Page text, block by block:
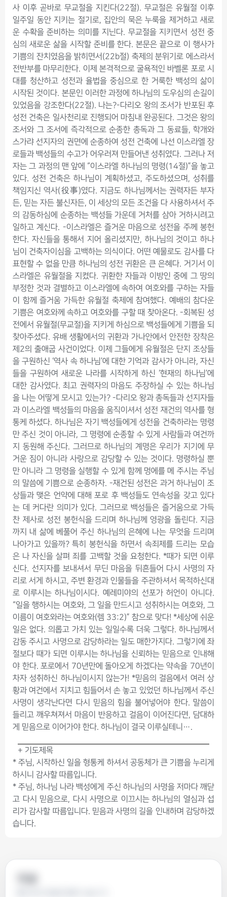
사 이후 곧바로 무교절을 지킨다(22절). 무교절은 유월절 이후
일주일 동안 지키는 절기로, 집안의 묵은 누룩을 제거하고 새로
운 수확을 준비하는 의미를 지닌다. 무교절을 지키면서 성전 중
심의 새로운 삶을 시작할 준비를 한다. 본문은 끝으로 이 행사가
기쁨의 잔치였음을 밝히면서(22b절) 축제의 분위기로 에스라서
전반부를 마무리한다. 이제 본격적으로 굴욕적인 바벨론 포로 시
대를 청산하고 성전과 율법을 중심으로 한 거룩한 백성의 삶이
시작된 것이다. 본문인 이러한 과정에 하나님의 도우심의 손길이
있었음을 강조한다(22절). 나는?-다리오 왕의 조서가 반포된 후
성전 건축은 일사천리로 진행되어 마침내 완공된다. 그것은 왕의
조서와 그 조서에 즉각적으로 순종한 총독과 그 동료들, 학개와
스가랴 선지자의 권면에 순종하여 성전 건축에 나선 이스라엘 장
로들과 백성들의 수고가 어우러져 만들어낸 성취였다. 그러나 저
자는 그 과정의 맨 앞에 “이스라엘 하나님의 명령(14절)”을 놓고
있다. 성전 건축은 하나님이 계획하셨고, 주도하셨으며, 성취를
책임지신 역사(役事)였다. 지금도 하나님께서는 권력자든 부자
든, 믿는 자든 불신자든, 이 세상의 모든 조건을 다 사용하셔서 주
의 감동하심에 순종하는 백성들 가운데 거처를 삼아 거하시려고
일하고 계신다. -이스라엘은 즐거운 마음으로 성전을 주께 봉헌
한다. 자신들을 통해서 지어 올리셨지만, 하나님의 것이고 하나
님이 건축자이심을 고백하는 의식이다. 어떤 예물로도 감사를 다
표현할 수 없을 만큼 하나님의 성전 귀환은 큰 은혜다. 거기서 이
스라엘은 유월절을 지켰다. 귀환한 자들과 이방인 중에 그 땅의
부정한 것과 결별하고 이스라엘에 속하여 여호와를 구하는 자들
이 함께 즐거움 가득한 유월절 축제에 참여했다. 예배의 참다운
기쁨은 여호와께 속하고 여호와를 구할 때 찾아온다. -회복된 성
전에서 유월절(무교절)을 지키게 하심으로 백성들에게 기쁨을 되
찾아주셨다. 유배 생활에서의 귀환과 가나안에서 안전한 장착은
제2의 출애굽 사건이었다. 이제 그들에게 유월절은 단지 조상들
을 구원하신 ‘역사 속 하나님’에 대한 기억과 감사가 아니라, 자신
들을 구원하여 새로운 나라를 시작하게 하신 ‘현재의 하나님’에
대한 감사였다. 최고 권력자의 마음도 주장하실 수 있는 하나님
을 나는 어떻게 모시고 있는가? -다리오 왕과 총독들과 선지자들
과 이스라엘 백성들의 마음을 움직이셔서 성전 재건의 역사를 형
통케 하셨다. 하나님은 자기 백성들에게 성전을 건축하라는 명령
만 주신 것이 아니라, 그 명령에 순종할 수 있게 사람들과 여건까
지 동원해 주신다. 그러므로 하나님의 계명은 우리가 지기에 무
거운 짐이 아니라 사랑으로 감당할 수 있는 것이다. 명령하실 뿐
만 아니라 그 명령을 실행할 수 있게 함께 멍에를 메 주시는 주님
의 말씀에 기쁨으로 순종하자. -재건된 성전은 과거 하나님이 조
상들과 맺은 언약에 대해 포로 후 백성들도 연속성을 갖고 있다
는 데 커다란 의미가 있다. 그러므로 백성들은 즐거움으로 가득
찬 제사로 성전 봉헌식을 드리며 하나님께 영광을 돌린다. 지금
까지 내 삶에 베풀어 주신 하나님의 은혜에 나는 무엇을 드리며
나아가고 있을까? 특히 봉헌식을 하면서 속죄제를 드리는 모습
은 나 자신을 살펴 죄를 고백할 것을 요청한다. *때가 되면 이루
신다. 선지자를 보내셔서 무딘 마음을 뒤흔들어 다시 사명의 자
리로 서게 하시고, 주변 환경과 인물들을 주관하셔서 목적하신대
로 이루시는 하나님이시다. 예레미야의 선포가 허언이 아니다.
“일을 행하시는 여호와, 그 일을 만드시고 성취하시는 여호와, 그
이름이 여호와라는 여호와(렘 33:2)” 참으로 맞다! *세상에 쉬운
일은 없다. 의롭고 가치 있는 일일수록 더욱 그렇다. 하나님께서
감동 주시고 사명으로 감당하라는 일도 매한가지다. 그렇기에 좌
절보다 때가 되면 이루시는 하나님을 신뢰하는 믿음으로 인내해
야 한다. 포로에서 70년만에 돌아오게 하겠다는 약속을 70년이
차자 성취하신 하나님이시지 않는가! *믿음의 걸음에서 여러 상
황과 여건에서 지치고 힘들어서 손 놓고 있었던 하나님께서 주신
사명이 생각난다면 다시 믿음의 힘을 불어넣어야 한다. 말씀이
들리고 깨우쳐져서 마음이 반응하고 걸음이 이어진다면, 담대하
게 믿음으로 이어가야 한다. 하나님이 결국 이루실테니….
+ 기도제목
* 주님, 시작하신 일을 형통케 하셔서 공동체가 큰 기쁨을 누리게
하시니 감사할 따름입니다.
* 주님, 하나님 나라 백성에게 주신 하나님의 사명을 저마다 깨닫
고 다시 믿음으로, 다시 사명으로 이끄시는 하나님의 열심과 섭
리가 감사할 따름입니다. 믿음과 사명의 길을 인내하며 감당하겠
습니다.